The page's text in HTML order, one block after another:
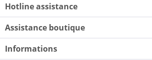
Hotline assistance
Assistance boutique
Informations